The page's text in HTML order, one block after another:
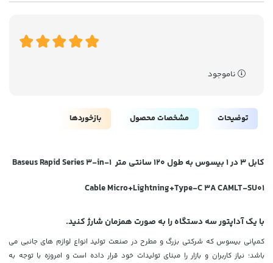
ناموجود
توضیحات مشخصات محصول بازخوردها
کابل 3 در 1 بیسوس به طول 120 سانتی متر Baseus Rapid Series 3-in-1
Cable Micro+Lightning+Type-C 3A CAMLT-SU01
با یک آداپتور سه دستگاه را به صورت همزمان شارژ کنید.
کمپانی بیسوس که شرکتی بزرگ و مطرح در صنعت تولید انواع لوازم های جانبی می
باشد؛ نیاز کاربران و بازار را مبنای تولیدات خود قرار داده است و امروزه با توجه به